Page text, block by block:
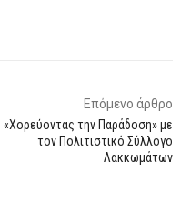
Επόμενο άρθρο
«Χορεύοντας την Παράδοση» με
τον Πολιτιστικό Σύλλογο
Λακκωμάτων